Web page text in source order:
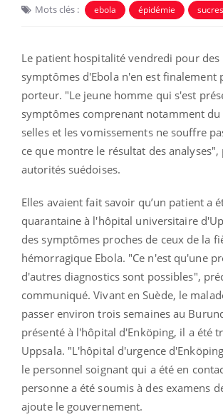
Mots clés : ebola épidémie
Le patient hospitalité vendredi pour des
symptômes d'Ebola n'en est finalement
porteur. "Le jeune homme qui s'est
symptômes comprenant notamment du
selles et les vomissements ne souffre
ce que montre le résultat des analyses",
autorités suédoises.
Elles avaient fait savoir qu’un patient a
quarantaine à l'hôpital universitaire
des symptômes proches de ceux de la
hémorragique Ebola. "Ce n'est qu'une
d'autres diagnostics sont possibles",
communiqué.Vivant en Suède, le
passer environ trois semaines au
présenté à l'hôpital d'Enköping, il a été
Uppsala. "L'hôpital d'urgence
le personnel soignant qui a été en
personne a été soumis à des examens
ajoute le gouvernement.